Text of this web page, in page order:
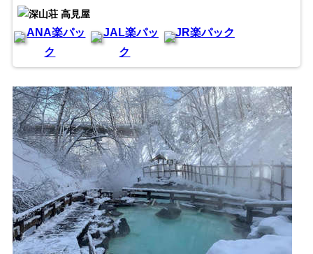
ANA楽パッ
ク
JAL楽パッ
ク
JR楽パック